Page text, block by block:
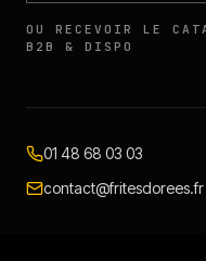
OU RECEVOIR LE
B2B & DISPO
01 48 68 03 03
contact@fritesdorees.fr